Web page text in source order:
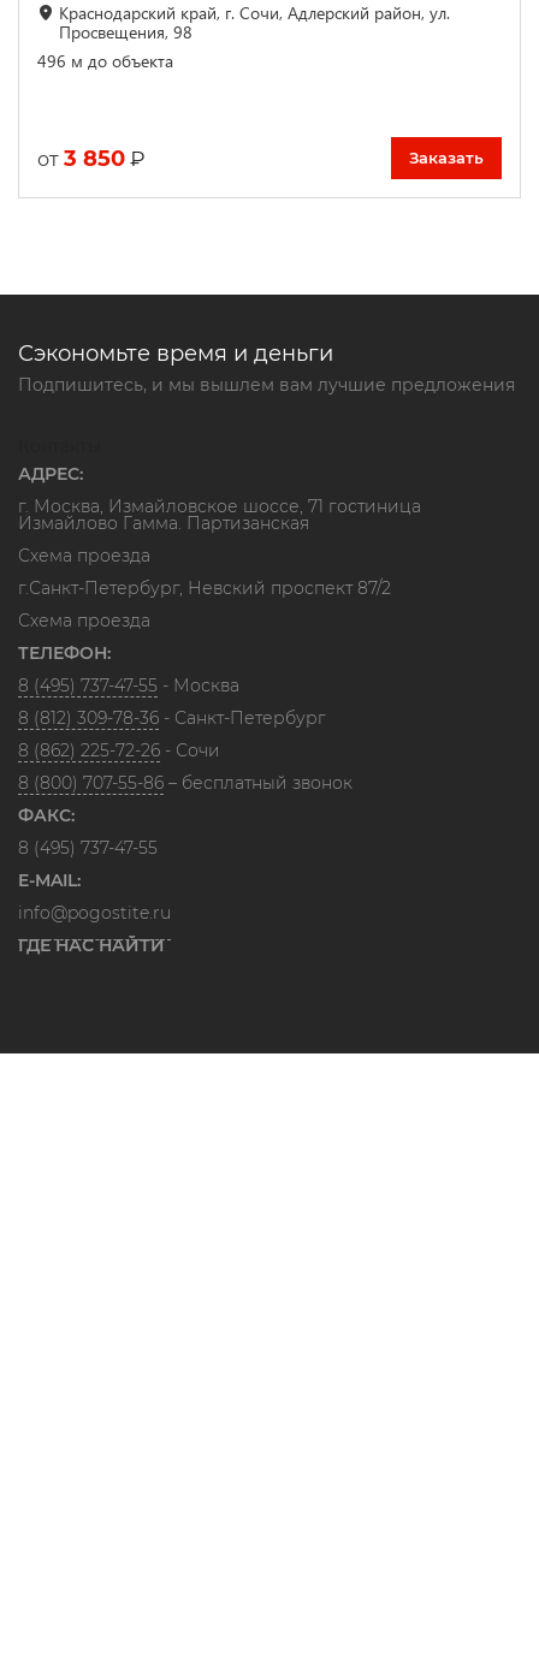
Краснодарский край, г. Сочи, Адлерский район, ул.
Просвещения, 98
496 м до объекта
от 3 850 ₽ Заказать
Сэкономьте время и деньги
Подпишитесь, и мы вышлем вам лучшие предложения
АДРЕС:
г. Москва, Измайловское шоссе, 71 гостиница
Измайлово Гамма. Партизанская
Схема проезда
г.Санкт-Петербург, Невский проспект 87/2
Схема проезда
ТЕЛЕФОН:
8 (495) 737-47-55 - Москва
8 (812) 309-78-36 - Санкт-Петербург
8 (862) 225-72-26 - Сочи
8 (800) 707-55-86 – бесплатный звонок
ФАКС:
8 (495) 737-47-55
E-MAIL:
info@pogostite.ru
ГДЕ НАС НАЙТИ